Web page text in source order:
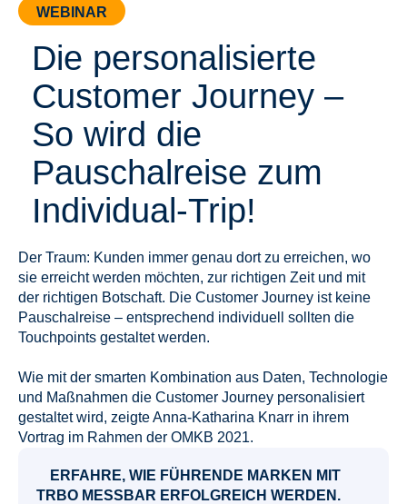
WEBINAR
Die personalisierte
Customer Journey –
So wird die
Pauschalreise zum
Individual-Trip!
Der Traum: Kunden immer genau dort zu erreichen, wo
sie erreicht werden möchten, zur richtigen Zeit und mit
der richtigen Botschaft. Die Customer Journey ist keine
Pauschalreise – entsprechend individuell sollten die
Touchpoints gestaltet werden.
Wie mit der smarten Kombination aus Daten, Technologie
und Maßnahmen die Customer Journey personalisiert
gestaltet wird, zeigte Anna-Katharina Knarr in ihrem
Vortrag im Rahmen der OMKB 2021.
ERFAHRE, WIE FÜHRENDE MARKEN MIT
TRBO MESSBAR ERFOLGREICH WERDEN.